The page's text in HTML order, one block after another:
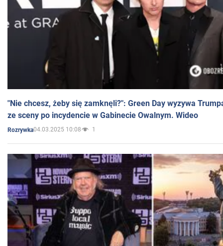
"Nie chcesz, żeby się zamknęli?": Green Day wyzywa
ze sceny po incydencie w Gabinecie Owalnym. Wideo
Rozrywka04.03.2025 10:08 1